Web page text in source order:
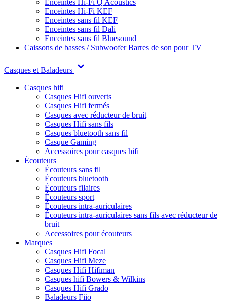
Enceintes Hi-Fi Q Acoustics
Enceintes Hi-Fi KEF
Enceintes sans fil KEF
Enceintes sans fil Dali
Enceintes sans fil Bluesound
Caissons de basses / SubwooferBarres de son pour TV
Casques et Baladeurs
Casques hifi
Casques Hifi ouverts
Casques Hifi fermés
Casques avec réducteur de bruit
Casques Hifi sans fils
Casques bluetooth sans fil
Casque Gaming
Accessoires pour casques hifi
Écouteurs
Écouteurs sans fil
Écouteurs bluetooth
Écouteurs filaires
Écouteurs sport
Écouteurs intra-auriculaires
Écouteurs intra-auriculaires sans fils avec réducteur de
bruit
Accessoires pour écouteurs
Marques
Casques Hifi Focal
Casques Hifi Meze
Casques Hifi Hifiman
Casques hifi Bowers & Wilkins
Casques Hifi Grado
Baladeurs Fiio